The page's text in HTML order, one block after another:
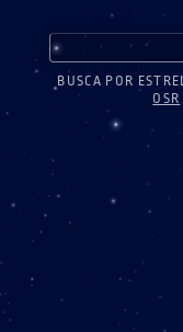
BUSCA POR
OSR